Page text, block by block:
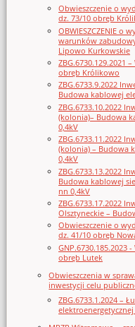
Obwieszczenie o
dz. 73/10 obręb
OBWIESZCZENIE o
warunków
Lipowo Kurkowskie
ZBG.6730.129.2021
obręb Królikowo
ZBG.6733.9.2022
Budowa kablowej
ZBG.6733.10.2022
(kolonia)– Budowa
0,4kV
ZBG.6733.11.2022
(kolonia) – Budowa
0,4kV
ZBG.6733.13.2022
Budowa kablowej
nn 0,4kV
ZBG.6733.17.2022
Olsztyneckie –
Obwieszczenie o
dz. 41/10 obręb
GNP.6730.185.2023
obręb Lutek
Obwieszczenia w
inwestycji celu
ZBG.6733.1.2024 –